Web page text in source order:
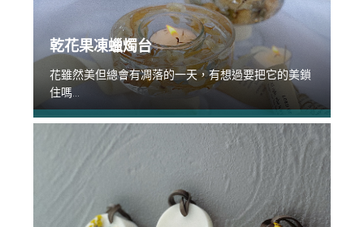
乾花果凍蠟燭台
花雖然美但總會有凋落的一天，有想過要把它的美鎖
住嗎...